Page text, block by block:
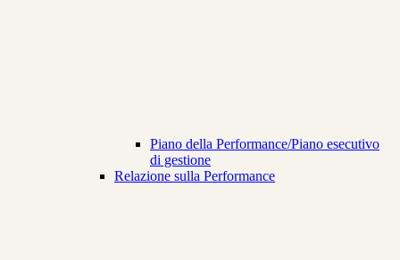
Piano della Performance/Piano esecutivo
di gestione
Relazione sulla Performance